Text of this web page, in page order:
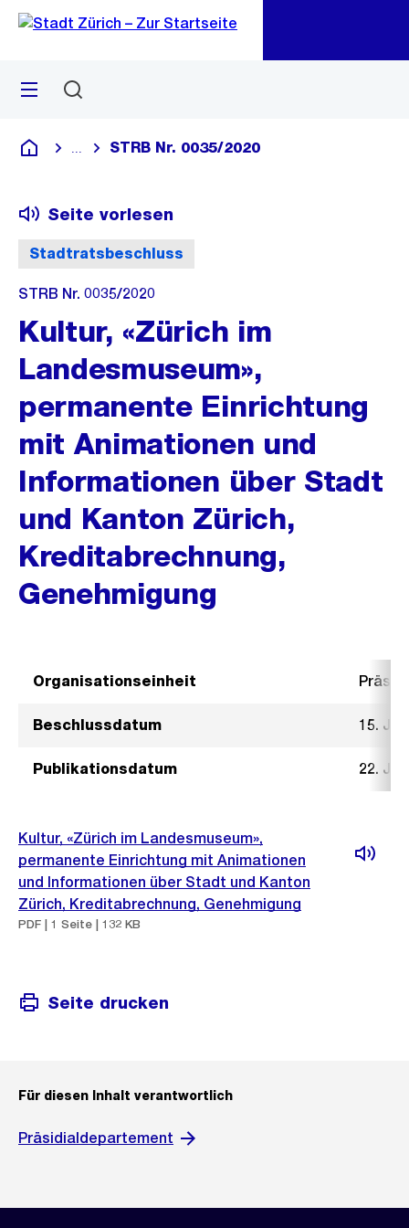
Navigation
Sprunglink
Menü
Deutsch
Blende alle Breadcrumbs ein
STRB Nr. 0035/2020
Stadtratsbeschluss
Seite vorlesen
STRB Nr. 0035/2020
Kultur, «Zürich im
Landesmuseum»,
permanente Einrichtung
mit Animationen und
Informationen über Stadt
und Kanton Zürich,
Kreditabrechnung,
Genehmigung
Organisationseinheit
Beschlussdatum 15.
Publikationsdatum 22.
Kultur, «Zürich im Landesmuseum»,
permanente Einrichtung mit Animationen
und Informationen über Stadt und Kanton
Zürich, Kreditabrechnung, Genehmigung
PDF | 1 Seite | 132 KB
Seite drucken
Für diesen Inhalt verantwortlich
Präsidialdepartement